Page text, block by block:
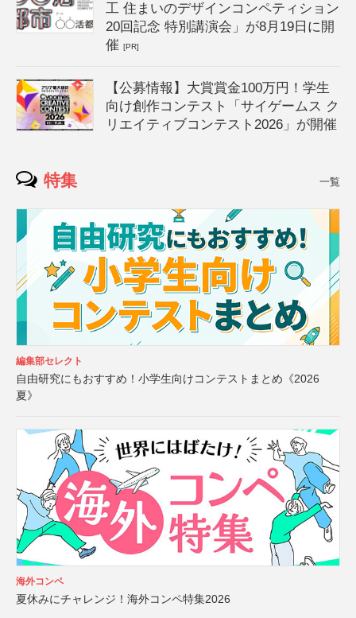
工 住まいのデザインコンペティション
20回記念 特別講演会」が8月19日に開
催[PR]
【公募情報】大賞賞金100万円！学生
向け創作コンテスト「サイゲームス ク
リエイティブコンテスト2026」が開催
特集 一覧
編集部セレクト
自由研究にもおすすめ！小学生向けコンテストまとめ《2026
夏》
海外コンペ
夏休みにチャレンジ！海外コンペ特集2026